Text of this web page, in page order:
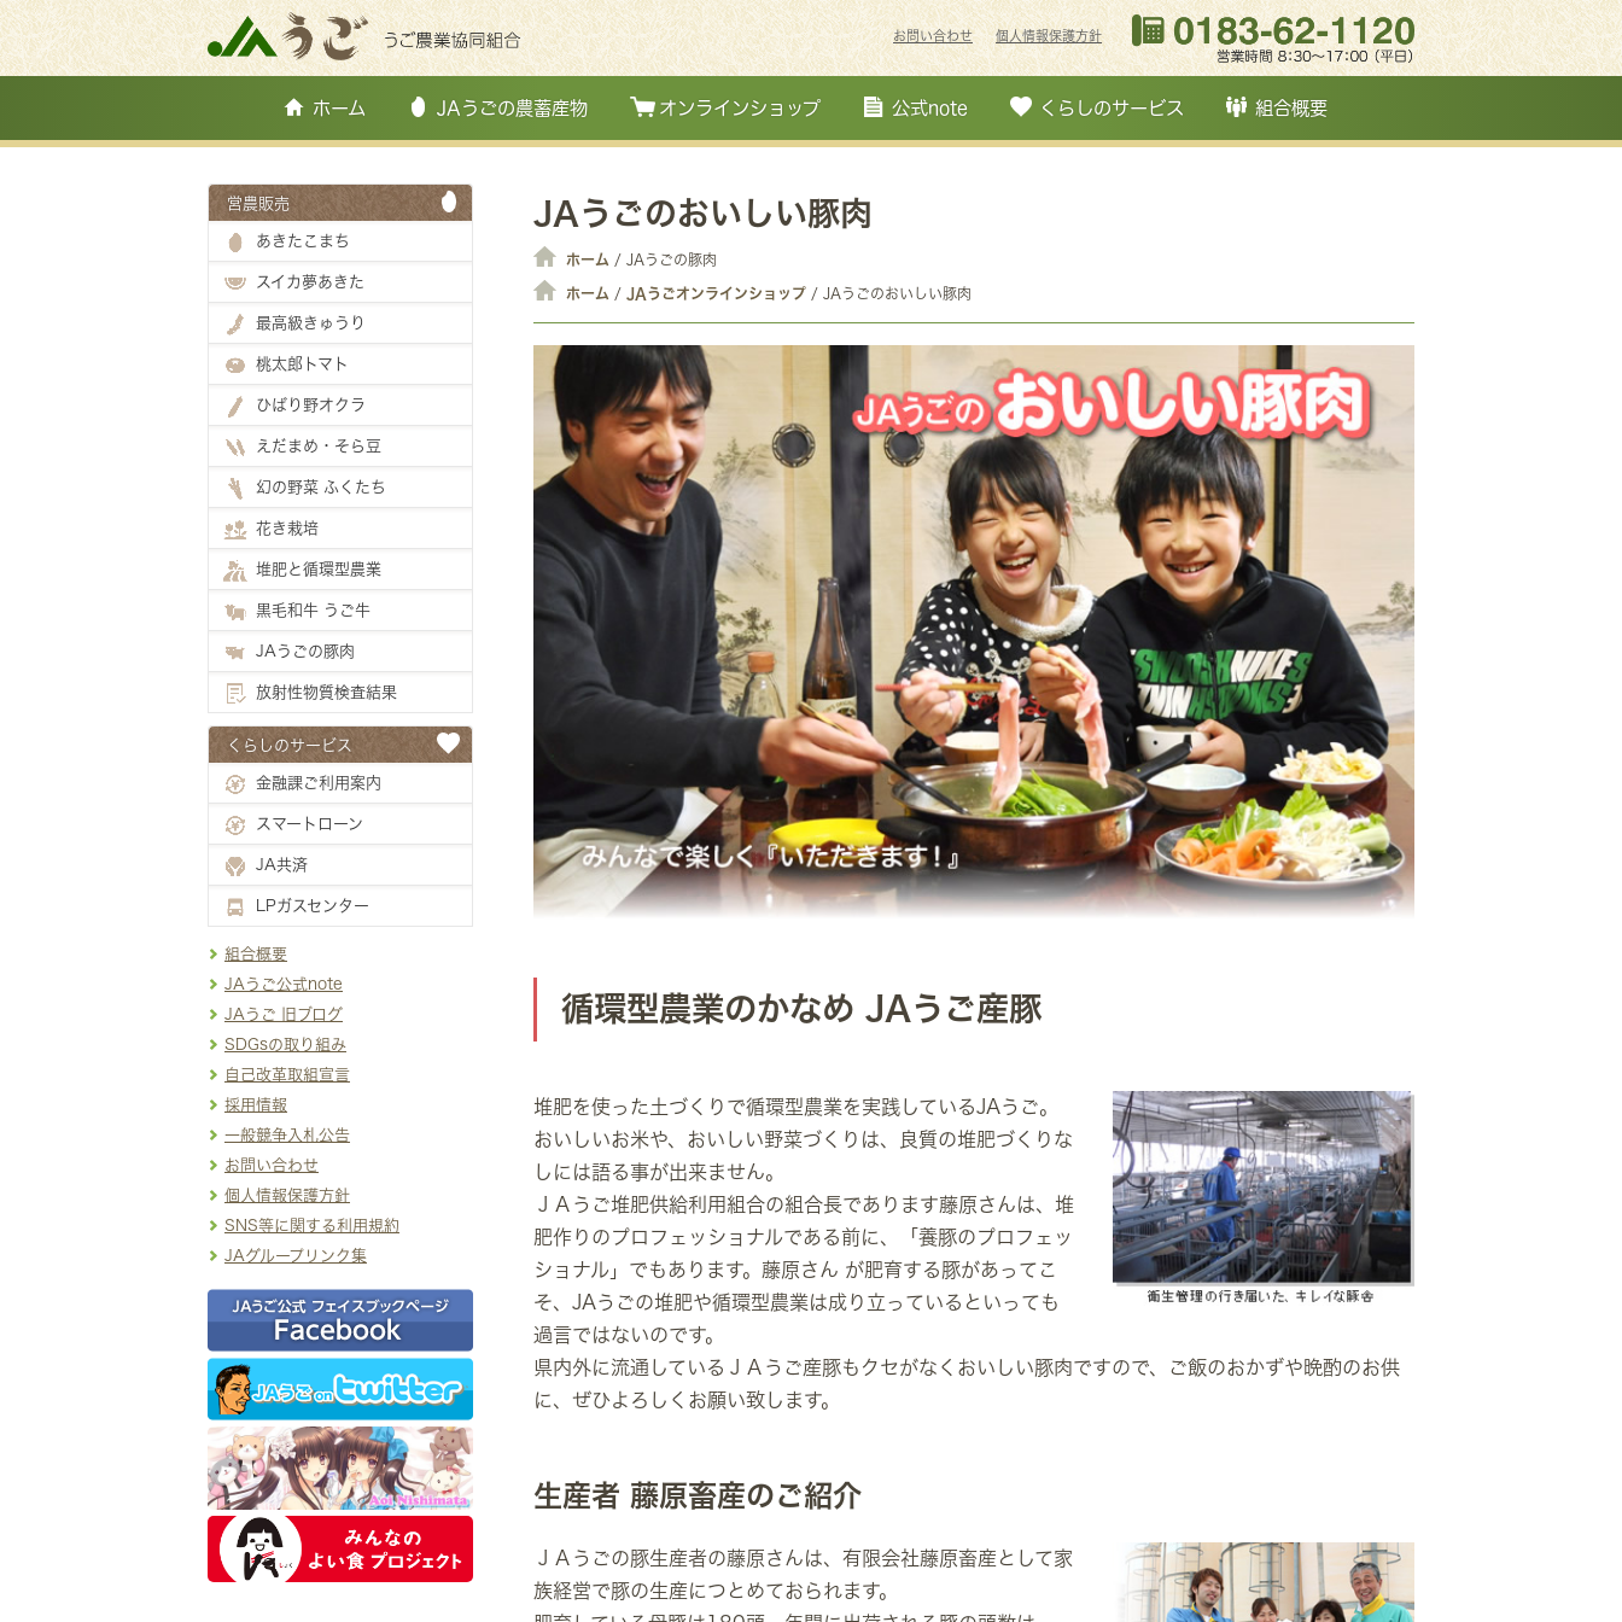
お問い合わせ 個人情報保護方針
ホーム JAうごの農蓄産物 オンラインショップ 公式note くらしのサービス 組合概要
JAうごのおいしい豚肉
ホーム / JAうごの豚肉
ホーム /JAうごオンラインショップ / JAうごのおいしい豚肉
循環型農業のかなめ JAうご産豚
堆肥を使った土づくりで循環型農業を実践しているJAうご。
おいしいお米や、おいしい野菜づくりは、良質の堆肥づくりな
しには語る事が出来ません。
ＪＡうご堆肥供給利用組合の組合長であります藤原さんは、堆
肥作りのプロフェッショナルである前に、「養豚のプロフェッ
ショナル」でもあります。藤原さん が肥育する豚があってこ
そ、JAうごの堆肥や循環型農業は成り立っているといっても
過言ではないのです。
県内外に流通しているＪＡうご産豚もクセがなくおいしい豚肉ですので、ご飯のおかずや晩酌のお供
に、ぜひよろしくお願い致します。
生産者 藤原畜産のご紹介
ＪＡうごの豚生産者の藤原さんは、有限会社藤原畜産として家
族経営で豚の生産につとめておられます。
営農販売
あきたこまち
スイカ夢あきた
最高級きゅうり
桃太郎トマト
ひばり野オクラ
えだまめ・そら豆
幻の野菜 ふくたち
花き栽培
堆肥と循環型農業
黒毛和牛 うご牛
JAうごの豚肉
放射性物質検査結果
くらしのサービス
金融課ご利用案内
スマートローン
JA共済
LPガスセンター
組合概要
JAうご公式note
JAうご 旧ブログ
SDGsの取り組み
自己改革取組宣言
採用情報
一般競争入札公告
お問い合わせ
個人情報保護方針
SNS等に関する利用規約
JAグループリンク集